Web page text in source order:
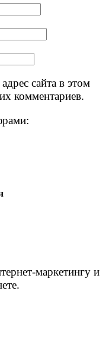
сайта в этом
комментариев.
маркетингу и